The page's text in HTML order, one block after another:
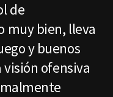
de
muy bien, lleva
y buenos
ofensiva